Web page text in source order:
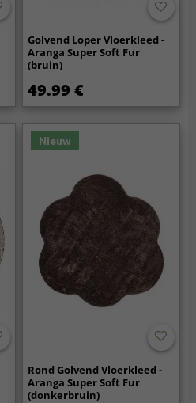
Golvend Loper Vloerkleed -
Aranga Super Soft Fur
(bruin)
49.99 €
Nieuw
Rond Golvend Vloerkleed -
Aranga Super Soft Fur
(donkerbruin)